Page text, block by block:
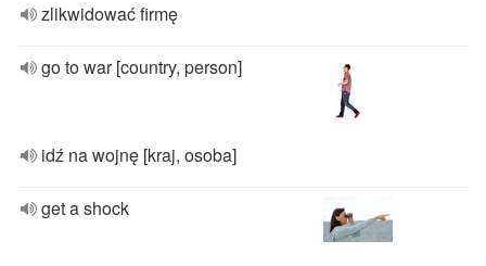
zlikwidować firmę
go to war [country, person]
idź na wojnę [kraj, osoba]
get a shock